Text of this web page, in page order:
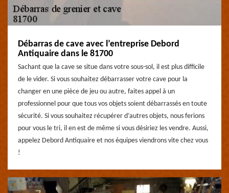
Débarras de cave avec l’entreprise Debord
Antiquaire dans le 81700
Sachant que la cave se situe dans votre sous-sol, il est plus difficile
de le vider. Si vous souhaitez débarrasser votre cave pour la
changer en une pièce de jeu ou autre, faites appel à un
professionnel pour que tous vos objets soient débarrassés en toute
sécurité. Si vous souhaitez récupérer d’autres objets, nous ferions
pour vous le tri, il en est de même si vous désiriez les vendre. Aussi,
appelez Debord Antiquaire et nos équipes viendrons vite chez vous
!